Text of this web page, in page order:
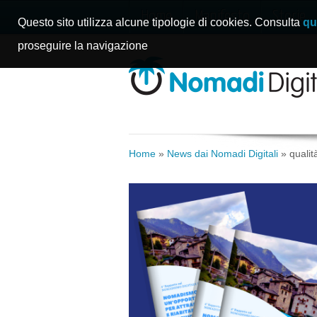
Home Manifesto Storie
Home » News dai Nomadi Digitali »
Questo sito utilizza alcune tipologie di cookies. Consulta
proseguire la navigazione